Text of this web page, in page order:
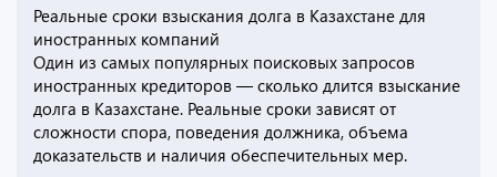
Реальные сроки взыскания долга в Казахстане для
иностранных компаний
Один из самых популярных поисковых запросов
иностранных кредиторов — сколько длится взыскание
долга в Казахстане. Реальные сроки зависят от
сложности спора, поведения должника, объема
доказательств и наличия обеспечительных мер.